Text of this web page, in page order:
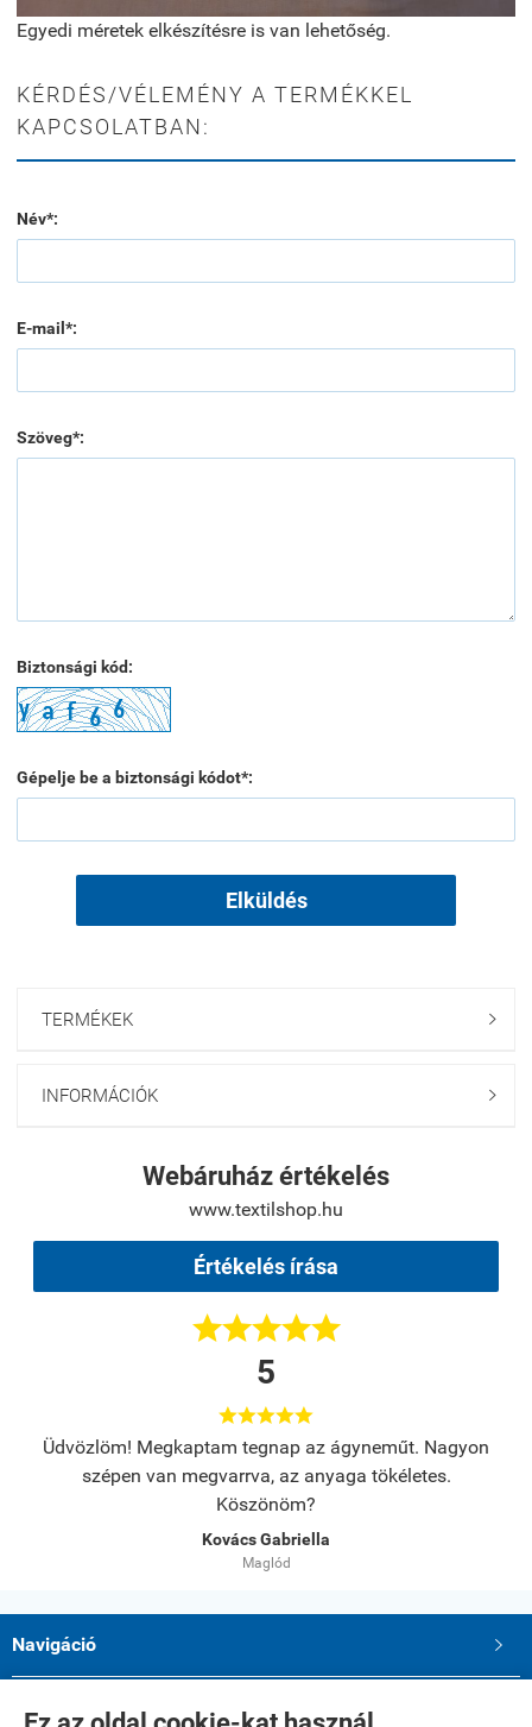
Egyedi méretek elkészítésre is van lehetőség.
KÉRDÉS/VÉLEMÉNY A TERMÉKKEL
KAPCSOLATBAN:
Név*:
E-mail*:
Szöveg*:
Biztonsági kód:
Gépelje be a biztonsági kódot*:
Elküldés
TERMÉKEK 
INFORMÁCIÓK 
Webáruház értékelés
www.textilshop.hu
Értékelés írása

5

Üdvözlöm! Megkaptam tegnap az ágyneműt. Nagyon
szépen van megvarrva, az anyaga tökéletes.
Köszönöm?
Kovács Gabriella
Maglód
Navigáció 